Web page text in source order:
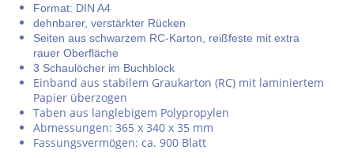
Format: DIN A4
dehnbarer, verstärkter Rücken
Seiten aus schwarzem RC-Karton, reißfeste mit extra
rauer Oberfläche
3 Schaulöcher im Buchblock
Einband aus stabilem Graukarton (RC) mit laminiertem
Papier überzogen
Taben aus langlebigem Polypropylen
Abmessungen: 365 x 340 x 35 mm
Fassungsvermögen: ca. 900 Blatt